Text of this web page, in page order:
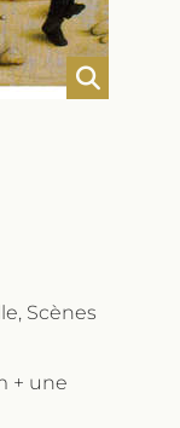
Scènes
+ une